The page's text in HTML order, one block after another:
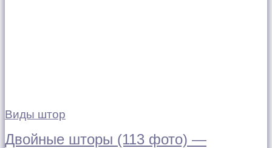
Виды штор
Двойные шторы (113 фото) —